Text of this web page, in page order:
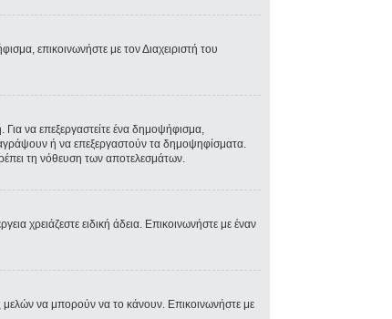
επικοινωνήστε με τον Διαχειριστή του
να επεξεργαστείτε ένα δημοψήφισμα,
ή να επεξεργαστούν τα δημοψηφίσματα.
τη νόθευση των αποτελεσμάτων.
χρειάζεστε ειδική άδεια. Επικοινωνήστε με έναν
μελών να μπορούν να το κάνουν. Επικοινωνήστε με